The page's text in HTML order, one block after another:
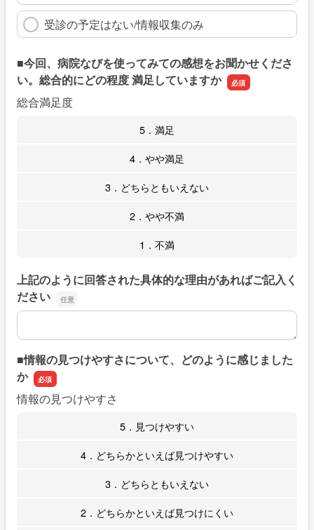
受診の予定はない/情報収集のみ
■今回、病院なびを使ってみての感想をお聞かせくださ
い。総合的にどの程度 満足していますか
総合満足度
5．満足
4．やや満足
3．どちらともいえない
2．やや不満
1．不満
上記のように回答された具体的な理由があればご記入く
ださい
上記のように回答された具体的な理由があればご記入くだ
■情報の見つけやすさについて、どのように感じました
か
情報の見つけやすさ
5．見つけやすい
4．どちらかといえば見つけやすい
3．どちらともいえない
2．どちらかといえば見つけにくい